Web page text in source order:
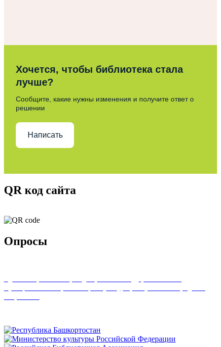
Хочется, чтобы библиотека стала
лучше?
Сообщите, какие нужны изменения и получите ответ о
решении
Написать
QR код сайта
Опросы